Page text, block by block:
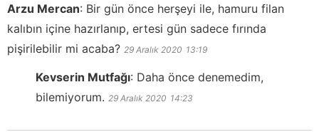
Arzu Mercan: Bir gün önce herşeyi ile, hamuru filan
kalıbın içine hazırlanıp, ertesi gün sadece fırında
pişirilebilir mi acaba? 29 Aralık 2020 13:19
Kevserin Mutfağı: Daha önce denemedim,
bilemiyorum. 29 Aralık 2020 14:23